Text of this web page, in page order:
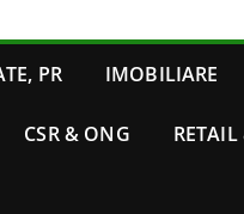
PR IMOBILIARE
CSR & ONG